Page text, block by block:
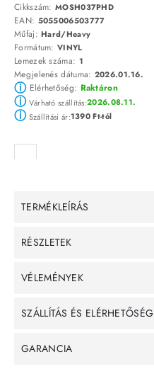
Cikkszám: MOSH037PHD
EAN: 5055006503777
Műfaj:Hard/Heavy
Formátum: VINYL
Lemezek száma: 1
Megjelenés dátuma: 2026.01.16.
ⓘElérhetőség: Raktáron
ⓘVárható szállítás:2026.08.11.
ⓘSzállítási ár:1390 Ft-tól
TERMÉKLEÍRÁS
RÉSZLETEK
VÉLEMÉNYEK
SZÁLLÍTÁS ÉS ELÉRHETŐSÉG
GARANCIA